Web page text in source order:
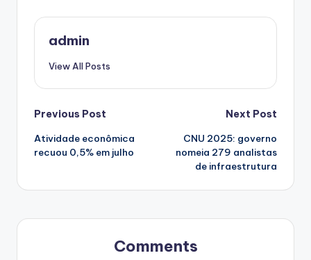
admin
View All Posts
Post
navigation
Previous Post
Atividade econômica
recuou 0,5% em julho
Next Post
CNU 2025: governo
nomeia 279 analistas
de infraestrutura
Comments